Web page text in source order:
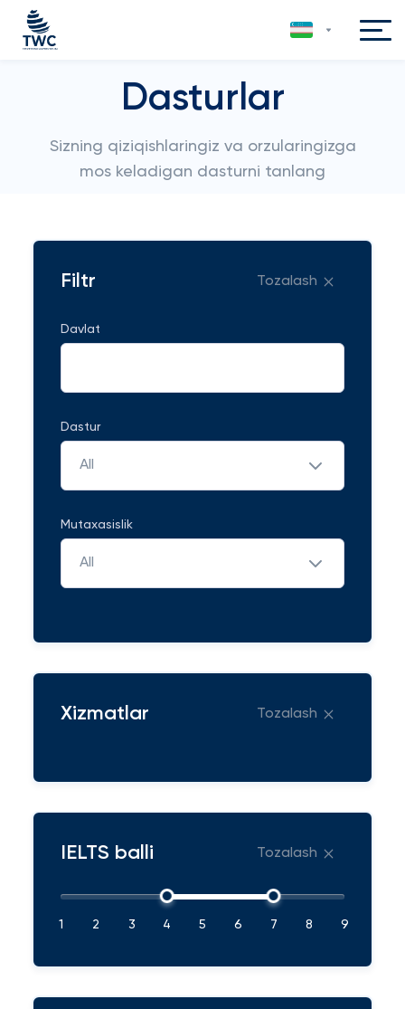
Dasturlar
Sizning qiziqishlaringiz va orzularingizga
mos keladigan dasturni tanlang
Filtr Tozalash
Davlat
Dastur
All
Mutaxasislik
All
Xizmatlar Tozalash
IELTS balli Tozalash
1 2 3 4 5 6 7 8 9